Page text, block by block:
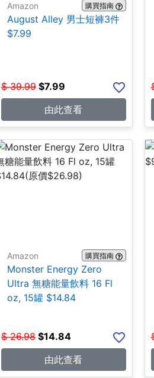
Amazon 購買指南
August Alley 男士短褲3件
$7.99
$ 39.99 $7.99
由此查看
Amazon 購買指南
Monster Energy Zero
Ultra 無糖能量飲料 16 Fl
oz, 15罐 $14.84
$ 26.98 $14.84
由此查看